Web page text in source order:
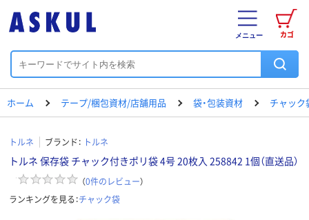
カゴ
メニュー
ホーム テープ/梱包資材/店舗用品 袋・包装資材 チャック
トルネ ブランド： トルネ
トルネ 保存袋 チャック付きポリ袋 4号 20枚入 258842 1個（直送品）
（0件のレビュー）
ランキングを見る：チャック袋